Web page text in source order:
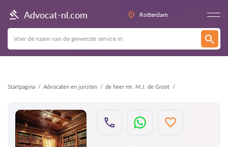
Advocat-nl.com Rotterdam
Startpagina Advocaten en juristen de heer mr. M.J. de Groot
Terug